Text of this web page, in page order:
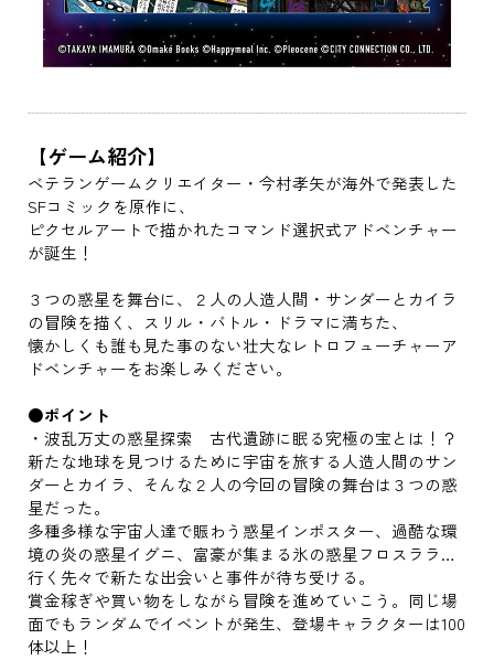
【ゲーム紹介】
ベテランゲームクリエイター・今村孝矢が海外で発表した
SFコミックを原作に、
ピクセルアートで描かれたコマンド選択式アドベンチャー
が誕生！
３つの惑星を舞台に、２人の人造人間・サンダーとカイラ
の冒険を描く、スリル・バトル・ドラマに満ちた、
懐かしくも誰も見た事のない壮大なレトロフューチャーア
ドベンチャーをお楽しみください。
●ポイント
・波乱万丈の惑星探索 古代遺跡に眠る究極の宝とは！？
新たな地球を見つけるために宇宙を旅する人造人間のサン
ダーとカイラ、そんな２人の今回の冒険の舞台は３つの惑
星だった。
多種多様な宇宙人達で賑わう惑星インポスター、過酷な環
境の炎の惑星イグニ、富豪が集まる氷の惑星フロスララ…
行く先々で新たな出会いと事件が待ち受ける。
賞金稼ぎや買い物をしながら冒険を進めていこう。同じ場
面でもランダムでイベントが発生、登場キャラクターは100
体以上！